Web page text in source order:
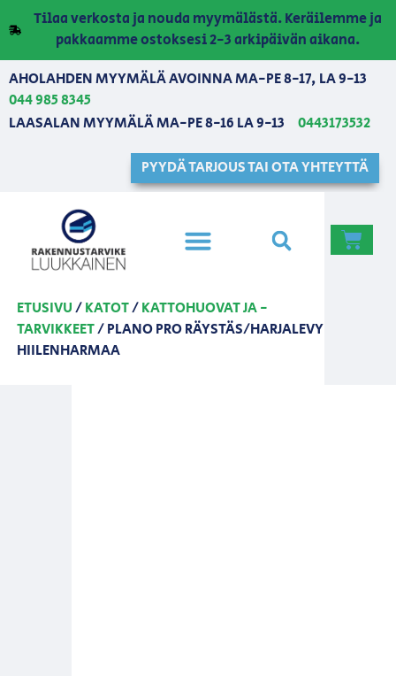
Tilaa verkosta ja nouda myymälästä. Keräilemme ja
pakkaamme ostoksesi 2-3 arkipäivän aikana.
AHOLAHDEN MYYMÄLÄ AVOINNA MA-PE 8-17, LA 9-13
044 985 8345
LAASALAN MYYMÄLÄ MA-PE 8-16 LA 9-13
0443173532
PYYDÄ TARJOUS TAI OTA YHTEYTTÄ
ETUSIVU/KATOT/KATTOHUOVAT JA -
TARVIKKEET/ PLANO PRO RÄYSTÄS/HARJALEVY
HIILENHARMAA